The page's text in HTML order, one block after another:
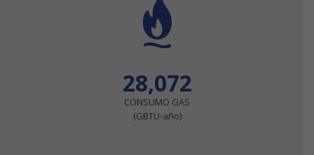
28,072
CONSUMO GAS
(GBTU-año)